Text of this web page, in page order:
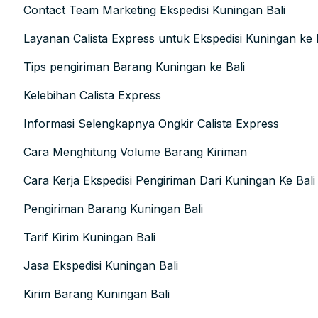
Contact Team Marketing Ekspedisi Kuningan Bali
Layanan Calista Express untuk Ekspedisi Kuningan ke
Tips pengiriman Barang Kuningan ke Bali
Kelebihan Calista Express
Informasi Selengkapnya Ongkir Calista Express
Cara Menghitung Volume Barang Kiriman
Cara Kerja Ekspedisi Pengiriman Dari Kuningan Ke Bali
Pengiriman Barang Kuningan Bali
Tarif Kirim Kuningan Bali
Jasa Ekspedisi Kuningan Bali
Kirim Barang Kuningan Bali